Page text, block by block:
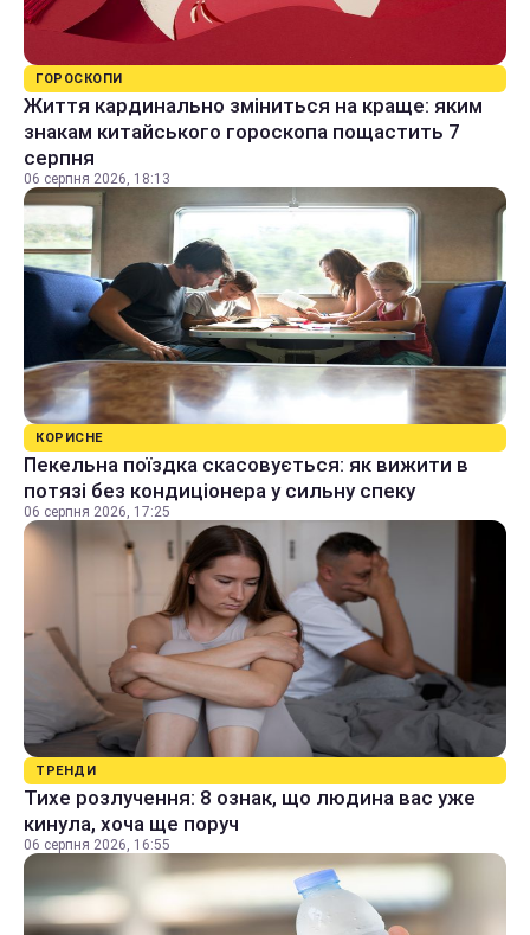
ГОРОСКОПИ
Життя кардинально зміниться на краще: яким
знакам китайського гороскопа пощастить 7
серпня
06 серпня 2026, 18:13
КОРИСНЕ
Пекельна поїздка скасовується: як вижити в
потязі без кондиціонера у сильну спеку
06 серпня 2026, 17:25
ТРЕНДИ
Тихе розлучення: 8 ознак, що людина вас уже
кинула, хоча ще поруч
06 серпня 2026, 16:55